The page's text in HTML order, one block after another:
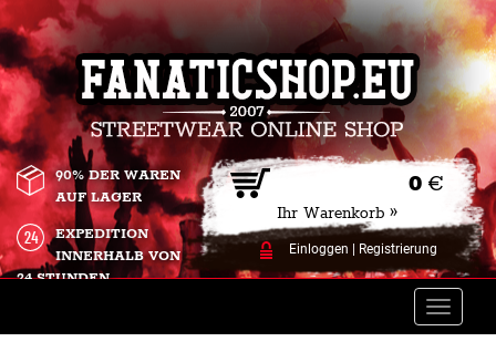
0 €
Ihr Warenkorb »
Einloggen Registrierung
90% DER WAREN
AUF LAGER
EXPEDITION
INNERHALB VON
24 STUNDEN.
Toggle